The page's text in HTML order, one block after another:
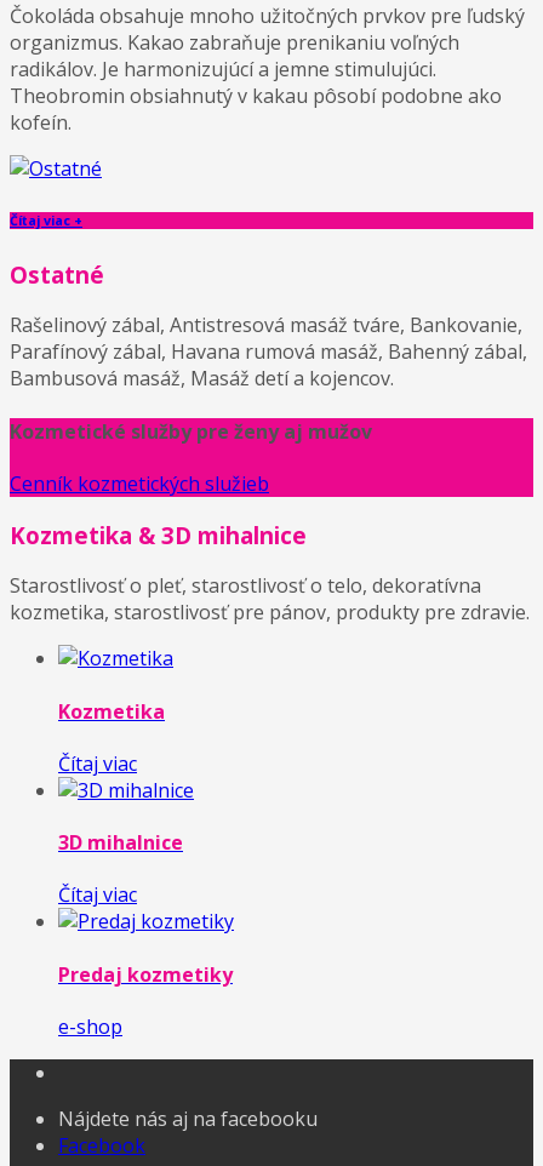
Čokoláda obsahuje mnoho užitočných prvkov pre ľudský
organizmus. Kakao zabraňuje prenikaniu voľných
radikálov. Je harmonizujúcí a jemne stimulujúci.
Theobromin obsiahnutý v kakau pôsobí podobne ako
kofeín.
Čítaj viac +
Ostatné
Rašelinový zábal, Antistresová masáž tváre, Bankovanie,
Parafínový zábal, Havana rumová masáž, Bahenný zábal,
Bambusová masáž, Masáž detí a kojencov.
Kozmetické služby pre ženy aj mužov
Cenník kozmetických služieb
Kozmetika & 3D mihalnice
Starostlivosť o pleť, starostlivosť o telo, dekoratívna
kozmetika, starostlivosť pre pánov, produkty pre zdravie.
Kozmetika
Čítaj viac
3D mihalnice
Čítaj viac
Predaj kozmetiky
e-shop
Nájdete nás aj na facebooku
Facebook